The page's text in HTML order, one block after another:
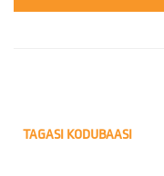
TAGASI KODUBAASI